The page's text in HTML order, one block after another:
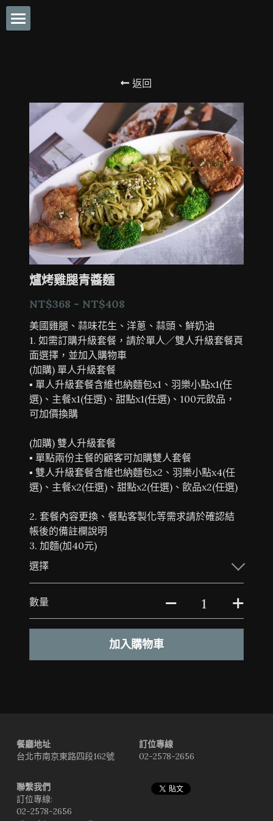
環境介紹
店內環景介紹
交通資訊
媒體報導
Private私人包廂空間服務
特約合作廠商
營業時間
搜索
返回
爐烤雞腿青醬麵
NT$368 - NT$408
美國雞腿、蒜味花生、洋蔥、蒜頭、鮮奶油
1. 如需訂購升級套餐，請於單人／雙人升級套餐頁
面選擇，並加入購物車
(加購) 單人升級套餐
▪ 單人升級套餐含維也納麵包x1、羽樂小點x1(任
選)、主餐x1(任選)、甜點x1(任選)、100元飲品，
可加價換購
(加購) 雙人升級套餐
▪ 單點兩份主餐的顧客可加購雙人套餐
▪ 雙人升級套餐含維也納麵包x2、羽樂小點x4(任
選)、主餐x2(任選)、甜點x2(任選)、飲品x2(任選)
2. 套餐內容更換、餐點客製化等需求請於確認結
帳後的備註欄說明
3. 加麵(加40元)
選擇
數量
加入購物車
餐廳地址
台北市南京東路四段162號
訂位專線
02-2578-2656
聯繫我們
訂位專線:
02-2578-2656